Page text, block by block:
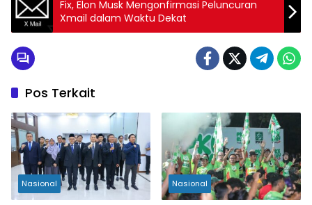
Fix, Elon Musk Mengonfirmasi Peluncuran
Xmail dalam Waktu Dekat
Pos Terkait
Nasional Nasional